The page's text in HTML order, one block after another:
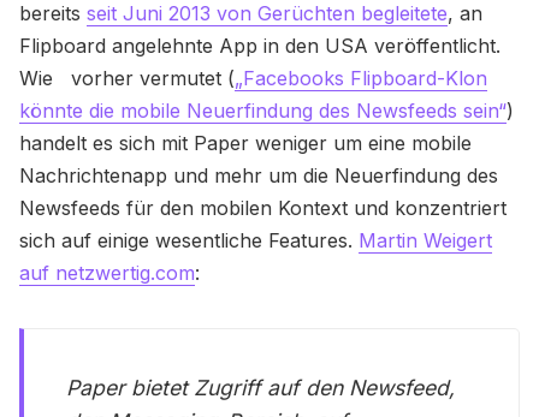
bereits seit Juni 2013 von Gerüchten begleitete, an
Flipboard angelehnte App in den USA veröffentlicht.
Wie vorher vermutet („Facebooks Flipboard-Klon
könnte die mobile Neuerfindung des Newsfeeds sein“)
handelt es sich mit Paper weniger um eine mobile
Nachrichtenapp und mehr um die Neuerfindung des
Newsfeeds für den mobilen Kontext und konzentriert
sich auf einige wesentliche Features. Martin Weigert
auf netzwertig.com:
Paper bietet Zugriff auf den Newsfeed,